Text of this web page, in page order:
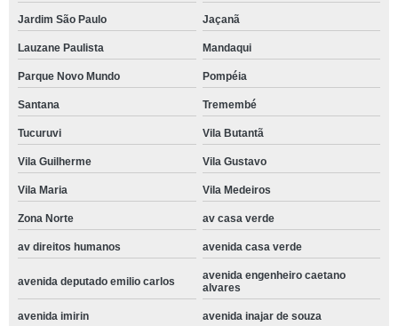
Jardim São Paulo Jaçanã
Lauzane Paulista Mandaqui
Parque Novo Mundo Pompéia
Santana Tremembé
Tucuruvi Vila Butantã
Vila Guilherme Vila Gustavo
Vila Maria Vila Medeiros
Zona Norte av casa verde
av direitos humanos avenida casa verde
avenida deputado emilio carlos
avenida engenheiro caetano
alvares
avenida imirin avenida inajar de souza